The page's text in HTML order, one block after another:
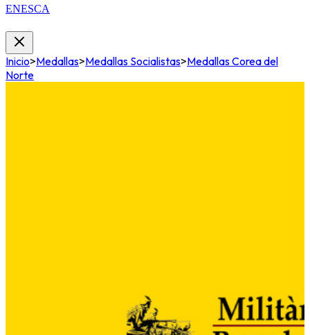
ENESCA
Inicio>Medallas>Medallas Socialistas>Medallas Corea del
Norte